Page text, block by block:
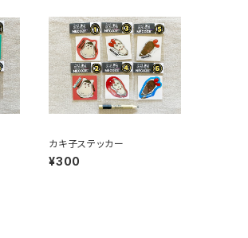
カキ子ステッカー
¥300